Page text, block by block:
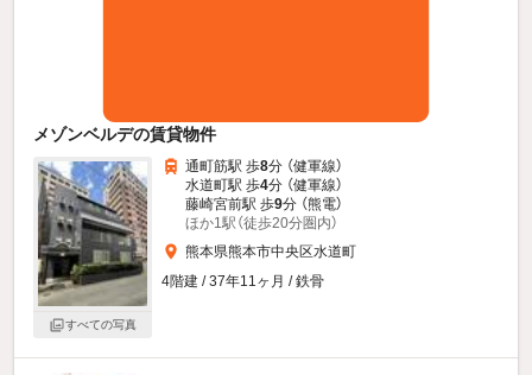
メゾンベルデの賃貸物件
すべての写真
通町筋駅 歩8分 （健軍線）
水道町駅 歩4分 （健軍線）
藤崎宮前駅 歩9分 （熊電）
ほか1駅（徒歩20分圏内）
熊本県熊本市中央区水道町
4階建 / 37年11ヶ月 / 鉄骨